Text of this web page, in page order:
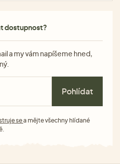
dostupnost?
a my vám napíšeme hned,
Pohlídat
sea mějte všechny hlídané